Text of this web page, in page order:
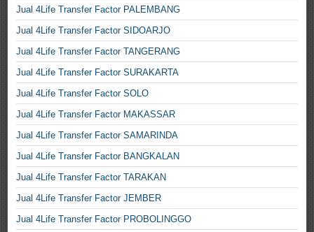
Jual 4Life Transfer Factor PALEMBANG
Jual 4Life Transfer Factor SIDOARJO
Jual 4Life Transfer Factor TANGERANG
Jual 4Life Transfer Factor SURAKARTA
Jual 4Life Transfer Factor SOLO
Jual 4Life Transfer Factor MAKASSAR
Jual 4Life Transfer Factor SAMARINDA
Jual 4Life Transfer Factor BANGKALAN
Jual 4Life Transfer Factor TARAKAN
Jual 4Life Transfer Factor JEMBER
Jual 4Life Transfer Factor PROBOLINGGO